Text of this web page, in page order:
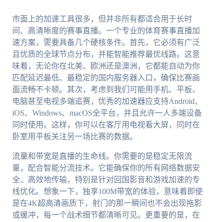
市面上的加速工具很多，但并非所有都适合用于长时
间、高清晰度的赛事直播。一个专业的体育赛事直播加
速方案，需要具备几个硬核条件。首先，它必须有广泛
且优质的全球节点分布，并能智能推荐最优线路。这意
味着，无论你在北美、欧洲还是澳洲，它都能自动为你
匹配延迟最低、最稳定的国内服务器入口，确保比赛画
面流畅不卡顿。其次，考虑到我们可能用手机、平板、
电脑甚至电视多端追赛，优秀的加速器应支持Android、
iOS、Windows、macOS全平台，并且允许一人多端设备
同时使用。这样，你可以在客厅用电视看大屏，同时在
卧室用平板关注另一场比赛的数据。
流量和带宽是直播的生命线。你需要的是稳定无限流
量，配合智能分流技术。它能确保你的所有网络数据安
全、高效地传输，特别是针对回国影音和游戏加速的专
线优化。想象一下，独享100M带宽的体验，意味着即使
是在4K超高清画质下，射门的那一瞬间也不会出现拖影
或缓冲，每一个战术细节都清晰可见。更重要的是，在